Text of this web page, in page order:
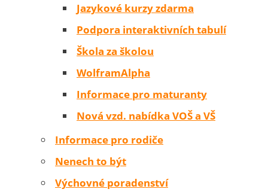
Jazykové kurzy zdarma
Podpora interaktivních tabulí
Škola za školou
WolframAlpha
Informace pro maturanty
Nová vzd. nabídka VOŠ a VŠ
Informace pro rodiče
Nenech to být
Výchovné poradenství